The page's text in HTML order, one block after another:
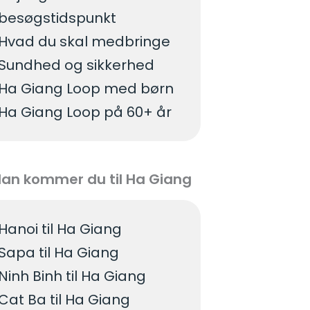
du skal medbringe
og sikkerhed
Giang Loop med børn
Giang Loop på 60+ år
kommer du til Ha Giang
til Ha Giang
til Ha Giang
Binh til Ha Giang
Ba til Ha Giang